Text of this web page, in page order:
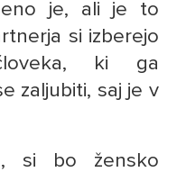
je, ali je to
si izberejo
ki ga
zaljubiti, saj je v
si bo žensko